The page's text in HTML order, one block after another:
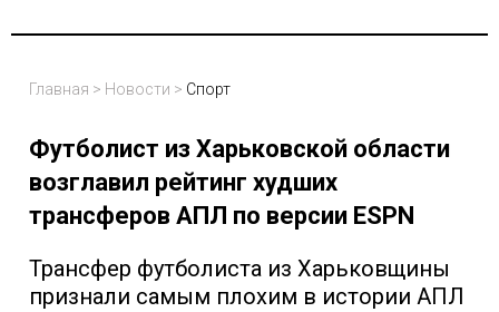
Главная > Новости > Спорт
Футболист из Харьковской области
возглавил рейтинг худших
трансферов АПЛ по версии ESPN
Трансфер футболиста из Харьковщины
признали самым плохим в истории АПЛ